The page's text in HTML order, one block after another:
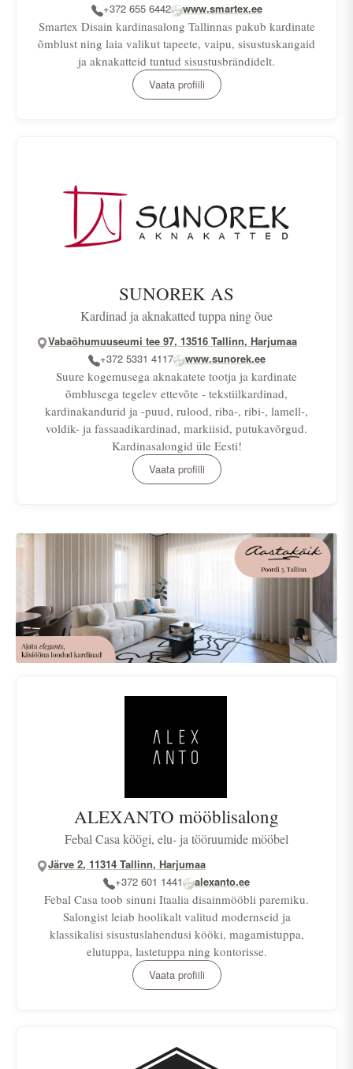
+372 655 6442
www.smartex.ee
Vaata profiili
Smartex Disain kardinasalong Tallinnas pakub kardinate
õmblust ning laia valikut tapeete, vaipu, sisustuskangaid
ja aknakatteid tuntud sisustusbrändidelt.
SUNOREK AS
Kardinad ja aknakatted tuppa ning õue
Vabaõhumuuseumi tee 97, 13516 Tallinn, Harjumaa
+372 5331 4117
www.sunorek.ee
Vaata profiili
Suure kogemusega aknakatete tootja ja kardinate
õmblusega tegelev ettevõte - tekstiilkardinad,
kardinakandurid ja -puud, rulood, riba-, ribi-, lamell-,
voldik- ja fassaadikardinad, markiisid, putukavõrgud.
Kardinasalongid üle Eesti!
ALEXANTO mööblisalong
Febal Casa köögi, elu- ja tööruumide mööbel
Järve 2, 11314 Tallinn, Harjumaa
+372 601 1441
alexanto.ee
Vaata profiili
Febal Casa toob sinuni Itaalia disainmööbli paremiku.
Salongist leiab hoolikalt valitud modernseid ja
klassikalisi sisustuslahendusi kööki, magamistuppa,
elutuppa, lastetuppa ning kontorisse.